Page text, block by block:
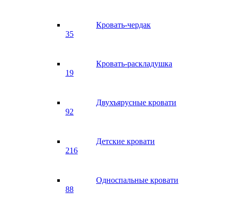
Кровать-чердак
35
Кровать-раскладушка
19
Двухъярусные кровати
92
Детские кровати
216
Односпальные кровати
88